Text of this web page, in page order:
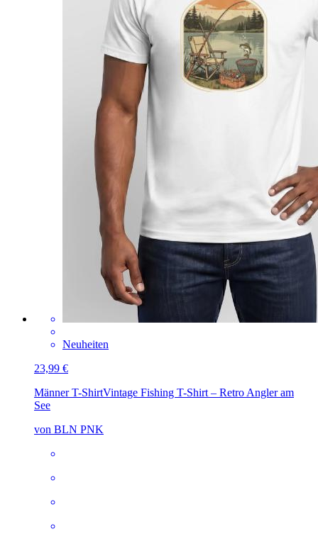
Neuheiten
23,99 €
Männer T-ShirtVintage Fishing T-Shirt – Retro Angler am
See
von BLN PNK